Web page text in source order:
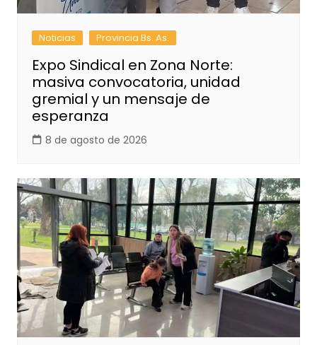
Noticias Provincia Bs. As.
Expo Sindical en Zona Norte:
masiva convocatoria, unidad
gremial y un mensaje de
esperanza
8 de agosto de 2026